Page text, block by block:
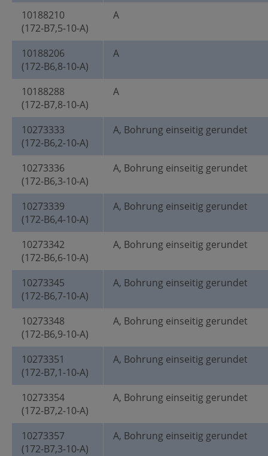
10188210
(172-B7,5-10-A)
A
10188206
(172-B6,8-10-A)
A
10188288
(172-B7,8-10-A)
A
10273333
(172-B6,2-10-A)
A, Bohrung einseitig gerundet
10273336
(172-B6,3-10-A)
A, Bohrung einseitig gerundet
10273339
(172-B6,4-10-A)
A, Bohrung einseitig gerundet
10273342
(172-B6,6-10-A)
A, Bohrung einseitig gerundet
10273345
(172-B6,7-10-A)
A, Bohrung einseitig gerundet
10273348
(172-B6,9-10-A)
A, Bohrung einseitig gerundet
10273351
(172-B7,1-10-A)
A, Bohrung einseitig gerundet
10273354
(172-B7,2-10-A)
A, Bohrung einseitig gerundet
10273357
(172-B7,3-10-A)
A, Bohrung einseitig gerundet